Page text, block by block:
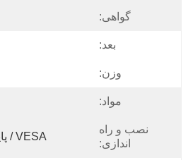
گواهی:
بعد:
وزن:
مواد:
نصب و راه
اندازی:
VESA / پایه دیواری / پایه رومیزی